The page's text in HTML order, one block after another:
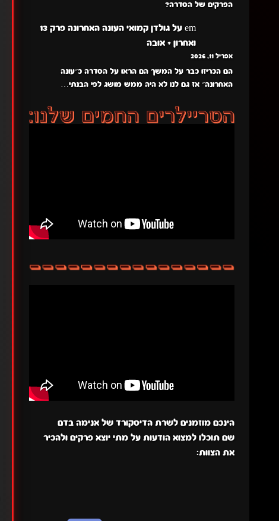
הפרקים של הסדרה?
em על
גולדן קמואי העונה האחרונה פרק 13
ואחרון + אובה
אפריל 11, 2026
הם הכריזו כבר על המשך הם הראו על הסדרה כ״עונה
האחרונה״ אז גם לנו לא היה ממש מושג לפי הבנתי…
הינכם מוזמנים לשרת הדיסקורד של אנימה בדם
שם תוכלו למצוא הודעות על מתי יוצא פרקים ולהכיר
את הצוות: